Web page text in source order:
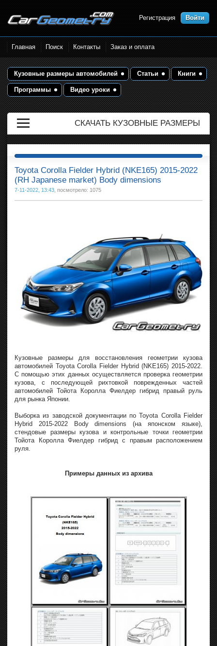
Размеры кузова автомобилей.
Контрольные точки и кузовные
размеры. Геометрия кузова
Регистрация Войти
Главная Поиск Контакты Заказ и оплата
Кузовные размеры автомобилей Статьи Книги
Программы Видео уроки
СКАЧАТЬ КУЗОВНЫЕ РАЗМЕРЫ
Toyota Corolla Fielder Hybrid (NKE165) 2015-2022
(RH Japanese market) Body dimensions
7-11-2022, 13:43 , посмотрело: 1075
Кузовные размеры для восстановления геометрии кузова
автомобилей Toyota Corolla Fielder Hybrid (NKE165) 2015-2022.
С помощью этих данных осуществляется проверка геометрии
кузова, с последующей рихтовкой поврежденных частей
автомобилей Тойота Королла Фиелдер гибрид правый руль
для рынка Японии.
Выборка из заводской документации по Toyota Corolla Fielder
Hybrid 2015-2022 Body dimensions (на японском языке),
стендовые размеры кузова и контрольные точки геометрии
Тойота Королла Фиелдер гибрид с правым расположением
руля.
Примеры данных из архива